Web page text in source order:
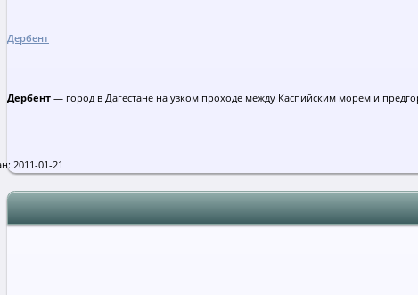
Дербент
Дербент — город в Дагестане на узком проходе между Каспийским морем и
2011-01-21